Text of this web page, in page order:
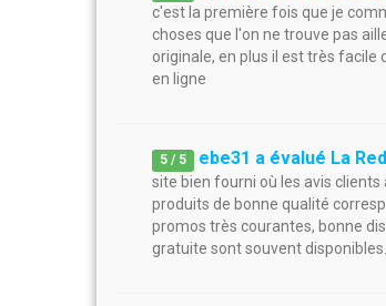
c'est la première fois que je
choses que l'on ne trouve pas
originale, en plus il est très
en ligne
5 / 5 ebe31 a évalué La
site bien fourni où les avis
produits de bonne qualité
promos très courantes, bonne
gratuite sont souvent disponibles.